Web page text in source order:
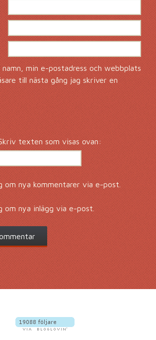
min e-postadress och webbplats
till nästa gång jag skriver en
texten som visas ovan:
om nya kommentarer via e-post.
om nya inlägg via e-post.